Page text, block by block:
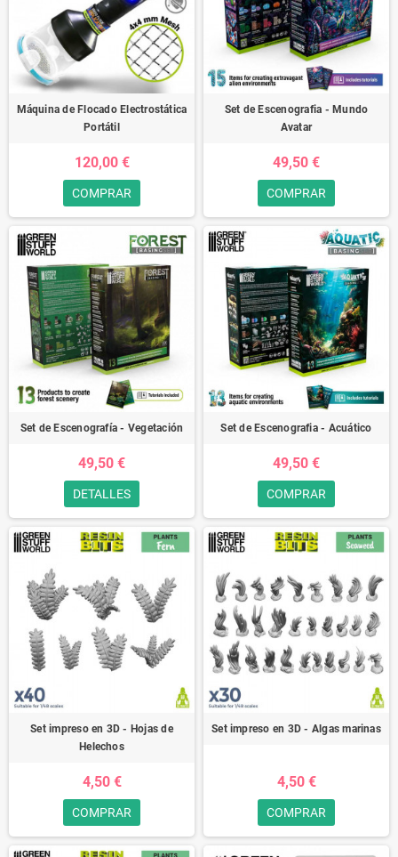
Máquina de Flocado Electrostática
Portátil
120,00 €
COMPRAR
Set de Escenografia - Mundo
Avatar
49,50 €
COMPRAR
Set de Escenografía - Vegetación
49,50 €
DETALLES
Set de Escenografia - Acuático
49,50 €
COMPRAR
Set impreso en 3D - Hojas de
Helechos
4,50 €
COMPRAR
Set impreso en 3D - Algas marinas
4,50 €
COMPRAR